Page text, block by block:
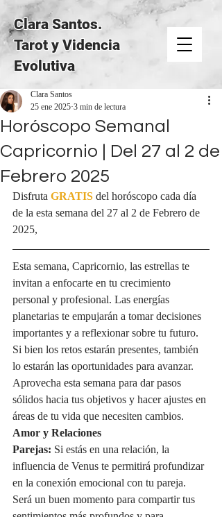
Clara Santos.
Tarot y Videncia
Evolutiva
Horóscopo Semanal
Capricornio | Del 27 al 2 de
Febrero 2025
Clara Santos
25 ene 20253 min de lectura
Disfruta GRATISdel horóscopo cada día
de la esta semana del 27 al 2 de Febrero de
2025,
Esta semana, Capricornio, las estrellas te
invitan a enfocarte en tu crecimiento
personal y profesional. Las energías
planetarias te empujarán a tomar decisiones
importantes y a reflexionar sobre tu futuro.
Si bien los retos estarán presentes, también
lo estarán las oportunidades para avanzar.
Aprovecha esta semana para dar pasos
sólidos hacia tus objetivos y hacer ajustes en
áreas de tu vida que necesiten cambios.
Amor y Relaciones
Parejas: Si estás en una relación, la
influencia de Venus te permitirá profundizar
en la conexión emocional con tu pareja.
Será un buen momento para compartir tus